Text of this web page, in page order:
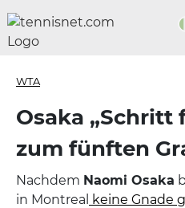
WTA
Osaka „Schritt
zum fünften
Nachdem Naomi Osaka
in Montreal keine Gnade